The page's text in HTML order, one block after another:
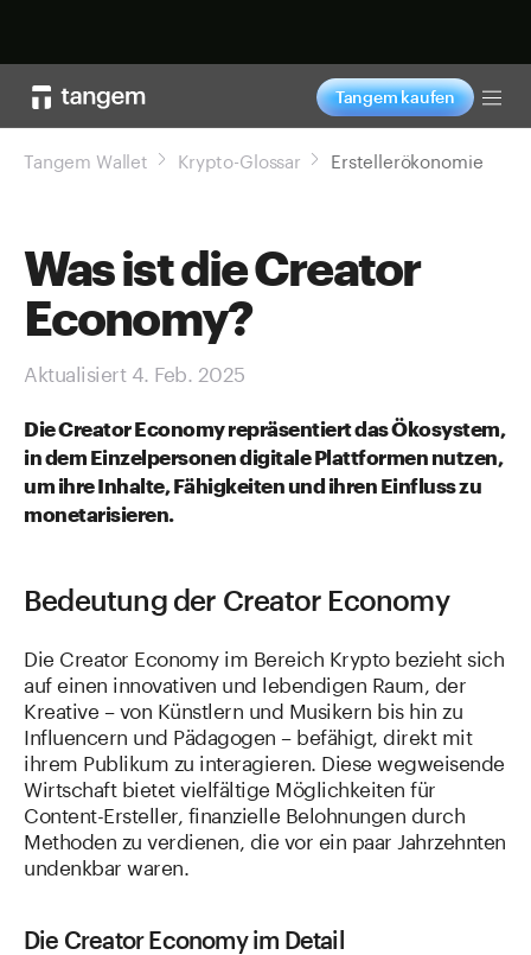
Tangem kaufen
Tangem Wallet Krypto-Glossar Erstellerökonomie
Was ist die Creator
Economy?
Aktualisiert 4. Feb. 2025
Die Creator Economy repräsentiert das Ökosystem,
in dem Einzelpersonen digitale Plattformen nutzen,
um ihre Inhalte, Fähigkeiten und ihren Einfluss zu
monetarisieren.
Bedeutung der Creator Economy
Die Creator Economy im Bereich Krypto bezieht sich
auf einen innovativen und lebendigen Raum, der
Kreative – von Künstlern und Musikern bis hin zu
Influencern und Pädagogen – befähigt, direkt mit
ihrem Publikum zu interagieren. Diese wegweisende
Wirtschaft bietet vielfältige Möglichkeiten für
Content-Ersteller, finanzielle Belohnungen durch
Methoden zu verdienen, die vor ein paar Jahrzehnten
undenkbar waren.
Die Creator Economy im Detail